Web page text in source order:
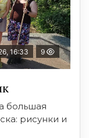
16:33 9
большая
рисунки и